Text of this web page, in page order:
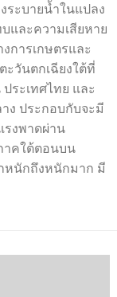
ระบายน้ำในแปลง
และความเสียหาย
การเกษตรและ
ะวันตกเฉียงใต้ที่
ระเทศไทย และ
ง ประกอบกับจะมี
รงพาดผ่าน
าคใต้ตอนบน
หนักถึงหนักมาก มี